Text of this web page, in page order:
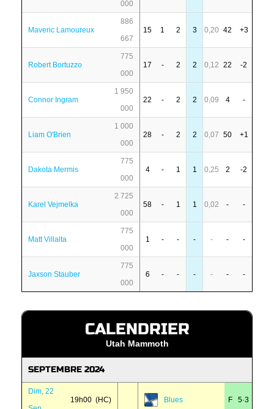
000
Maveric Lamoureux
886
667
15 1 2 3 0,20 42 +3
Robert Bortuzzo
775
000
17 - 2 2 0,12 22 -2
Connor Ingram
1 950
000
22 - 2 2 0,09 4 -
Liam O'Brien
1 000
000
28 - 2 2 0,07 50 +1
Dakota Mermis
775
000
4 - 1 1 0,25 2 -2
Karel Vejmelka
2 725
000
58 - 1 1 0,02 - -
Matt Villalta
775
000
1 - - - - - -
Jaxson Stauber
775
000
6 - - - - - -
CALENDRIER
Utah Mammoth
SEPTEMBRE 2024
Dim, 22
19h00 (HC) Blues F 5·3